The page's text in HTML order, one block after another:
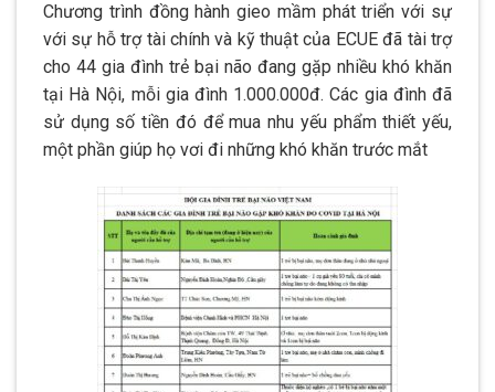
Chương trình đồng hành gieo mầm phát triển với sự
với sự hỗ trợ tài chính và kỹ thuật của ECUE đã tài trợ
cho 44 gia đình trẻ bại não đang gặp nhiều khó khăn
tại Hà Nội, mỗi gia đình 1.000.000đ. Các gia đình đã
sử dụng số tiền đó để mua nhu yếu phẩm thiết yếu,
một phần giúp họ vơi đi những khó khăn trước mắt